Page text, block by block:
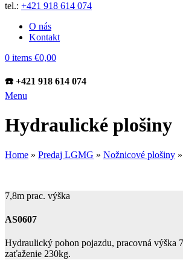
tel.: +421 918 614 074
O nás
Kontakt
0 items €0,00
☎️ +421 918 614 074
Menu
Hydraulické plošiny
Home » Predaj LGMG » Nožnicové plošiny »
7,8m prac. výška
AS0607
Hydraulický pohon pojazdu, pracovná výška
zaťaženie 230kg.